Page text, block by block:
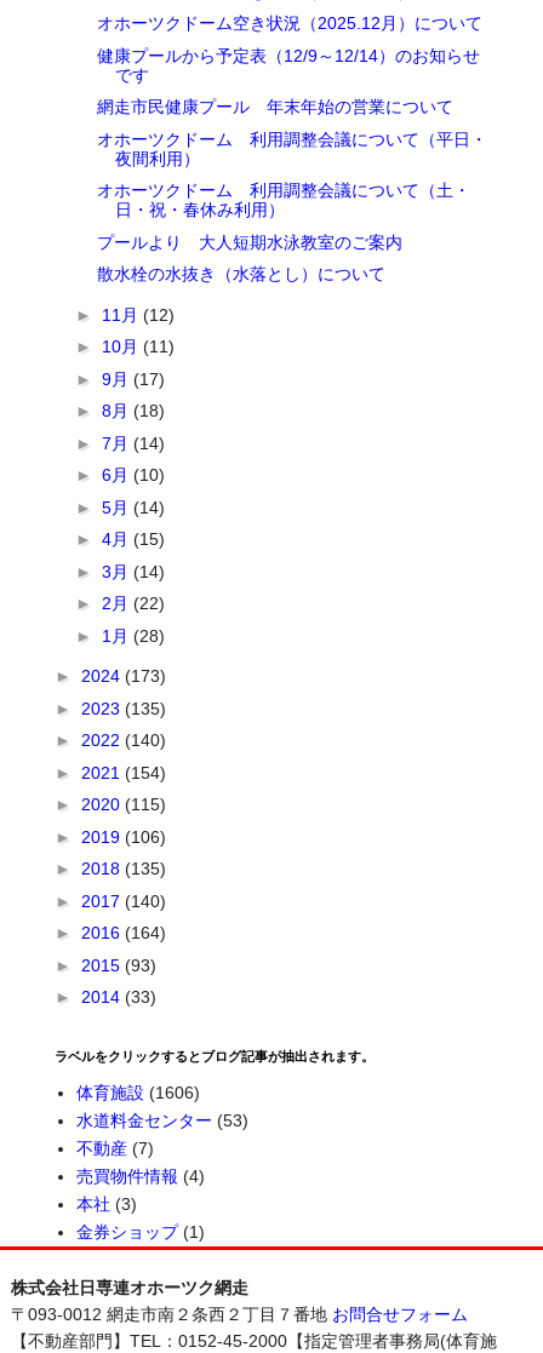
オホーツクドーム空き状況（2025.12月）について
健康プールから予定表（12/9～12/14）のお知らせ
です
網走市民健康プール 年末年始の営業について
オホーツクドーム 利用調整会議について（平日・
夜間利用）
オホーツクドーム 利用調整会議について（土・
日・祝・春休み利用）
プールより 大人短期水泳教室のご案内
散水栓の水抜き（水落とし）について
► 11月(12)
► 10月(11)
►9月(17)
►8月(18)
►7月(14)
►6月(10)
►5月(14)
►4月(15)
►3月(14)
►2月(22)
► 1月(28)
►2024(173)
► 2023(135)
►2022(140)
► 2021(154)
►2020(115)
► 2019(106)
►2018(135)
► 2017(140)
►2016(164)
► 2015(93)
►2014(33)
ラベルをクリックするとブログ記事が抽出されます。
体育施設 (1606)
水道料金センター (53)
不動産 (7)
売買物件情報 (4)
本社 (3)
金券ショップ (1)
株式会社日専連オホーツク網走
〒093-0012 網走市南２条西２丁目７番地 お問合せフォーム
【不動産部門】TEL：0152-45-2000【指定管理者事務局(体育施